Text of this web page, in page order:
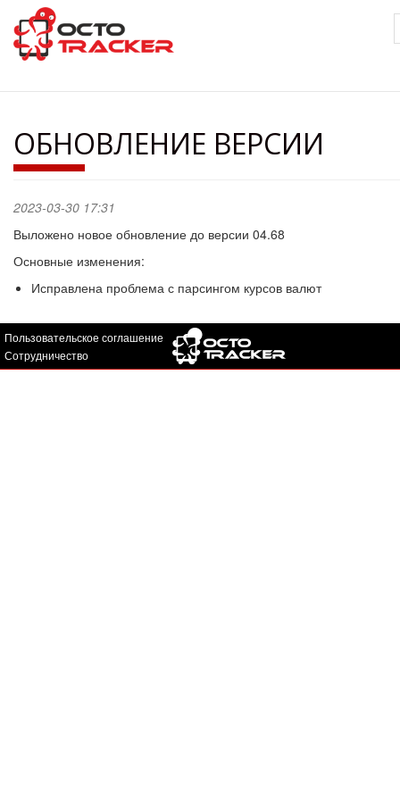
Перейти
основному
содержанию
ОБНОВЛЕНИЕ ВЕРСИИ
2023-03-30 17:31
Выложено новое обновление до версии 04.68
Основные изменения:
Исправлена проблема с парсингом курсов валют
Пользовательское соглашение
Сотрудничество